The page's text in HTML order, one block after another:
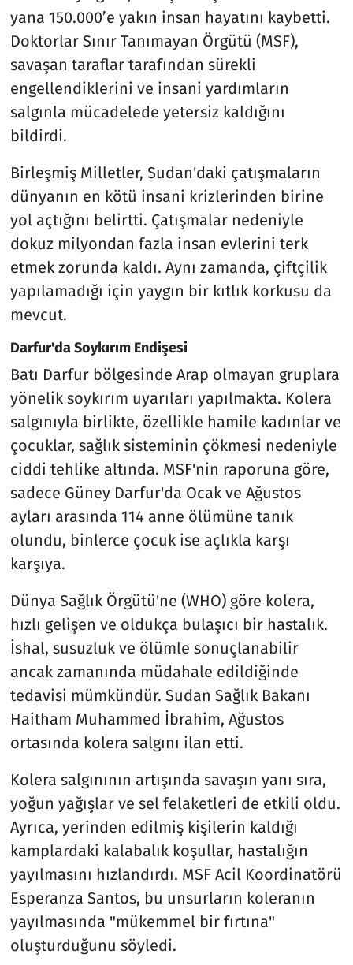
yana 150.000’e yakın insan hayatını kaybetti.
Doktorlar Sınır Tanımayan Örgütü (MSF),
savaşan taraflar tarafından sürekli
engellendiklerini ve insani yardımların
salgınla mücadelede yetersiz kaldığını
bildirdi.
Birleşmiş Milletler, Sudan'daki çatışmaların
dünyanın en kötü insani krizlerinden birine
yol açtığını belirtti. Çatışmalar nedeniyle
dokuz milyondan fazla insan evlerini terk
etmek zorunda kaldı. Aynı zamanda, çiftçilik
yapılamadığı için yaygın bir kıtlık korkusu da
mevcut.
Darfur'da Soykırım Endişesi
Batı Darfur bölgesinde Arap olmayan gruplara
yönelik soykırım uyarıları yapılmakta. Kolera
salgınıyla birlikte, özellikle hamile kadınlar ve
çocuklar, sağlık sisteminin çökmesi nedeniyle
ciddi tehlike altında. MSF'nin raporuna göre,
sadece Güney Darfur'da Ocak ve Ağustos
ayları arasında 114 anne ölümüne tanık
olundu, binlerce çocuk ise açlıkla karşı
karşıya.
Dünya Sağlık Örgütü'ne (WHO) göre kolera,
hızlı gelişen ve oldukça bulaşıcı bir hastalık.
İshal, susuzluk ve ölümle sonuçlanabilir
ancak zamanında müdahale edildiğinde
tedavisi mümkündür. Sudan Sağlık Bakanı
Haitham Muhammed İbrahim, Ağustos
ortasında kolera salgını ilan etti.
Kolera salgınının artışında savaşın yanı sıra,
yoğun yağışlar ve sel felaketleri de etkili oldu.
Ayrıca, yerinden edilmiş kişilerin kaldığı
kamplardaki kalabalık koşullar, hastalığın
yayılmasını hızlandırdı. MSF Acil Koordinatörü
Esperanza Santos, bu unsurların koleranın
yayılmasında "mükemmel bir fırtına"
oluşturduğunu söyledi.